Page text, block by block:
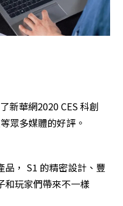
新華網2020 CES 科創
眾多媒體的好評。
， S1 的精密設計、豐
和玩家們帶來不一樣